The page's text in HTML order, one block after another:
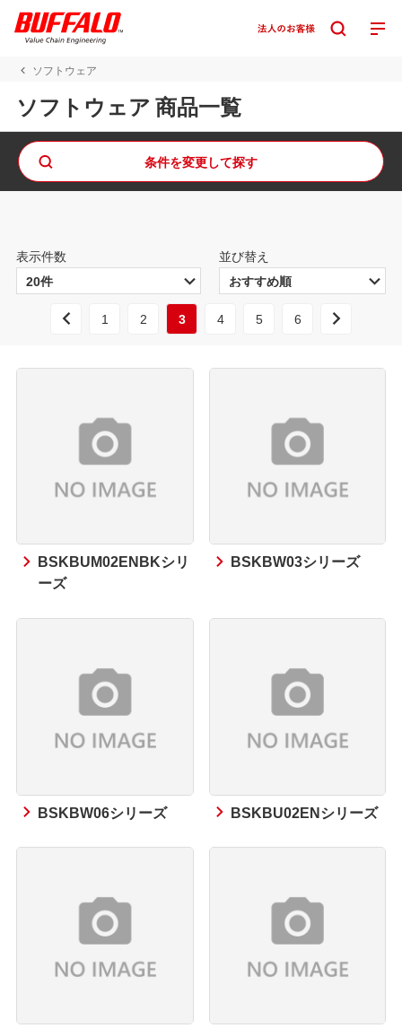
ソフトウェア
ソフトウェア 商品一覧
条件を変更して探す
表示件数 並び替え
1 2 3 4 5 6
BSKBUM02ENBKシリ
ーズ
BSKBW03シリーズ
BSKBW06シリーズ BSKBU02ENシリーズ